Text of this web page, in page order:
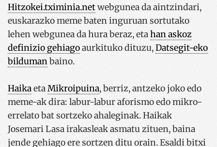
Hitzokei.tximinia.netwebgunea da aintzindari,
euskarazko meme baten inguruan sortutako
lehen webgunea da hura beraz, etahan askoz
definizio gehiagoaurkituko dituzu,Datsegit-eko
bildumanbaino.
HaikaetaMikroipuina, berriz, antzeko joko edo
meme-ak dira: labur-labur aforismo edo mikro-
errelato bat sortzeko ahaleginak. Haikak
Josemari Lasa irakasleak asmatu zituen, baina
jende gehiago ere sortzen ditu orain. Esaldi bitxi